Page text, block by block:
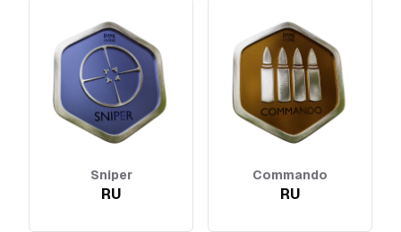
Sniper
RU
Commando
RU